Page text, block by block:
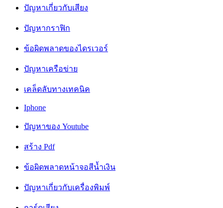
ปัญหาเกี่ยวกับเสียง
ปัญหากราฟิก
ข้อผิดพลาดของไดรเวอร์
ปัญหาเครือข่าย
เคล็ดลับทางเทคนิค
Iphone
ปัญหาของ Youtube
สร้าง Pdf
ข้อผิดพลาดหน้าจอสีน้ำเงิน
ปัญหาเกี่ยวกับเครื่องพิมพ์